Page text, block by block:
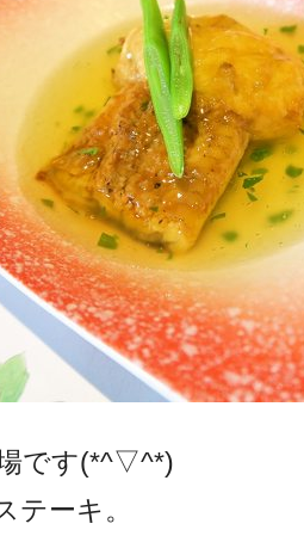
です(*^▽^*)
テーキ。